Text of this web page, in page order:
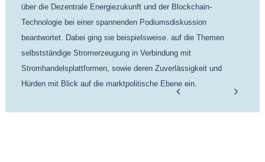
über die Dezentrale Energiezukunft und der Blockchain-
Technologie bei einer spannenden Podiumsdiskussion
beantwortet. Dabei ging sie beispielsweise. auf die Themen
selbstständige Stromerzeugung in Verbindung mit
Stromhandelsplattformen, sowie deren Zuverlässigkeit und
Hürden mit Blick auf die marktpolitische Ebene ein.